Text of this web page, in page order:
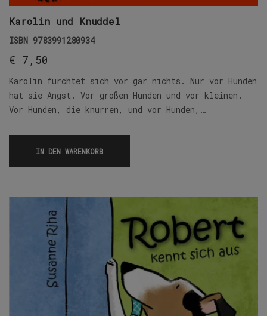
Karolin und Knuddel
ISBN 9783991280934
€ 7,50
Karolin fürchtet sich vor gar nichts. Nur vor Hunden
hat sie Angst. Vor großen Hunden und vor kleinen.
Vor Hunden, die knurren, und vor Hunden,…
IN DEN WARENKORB